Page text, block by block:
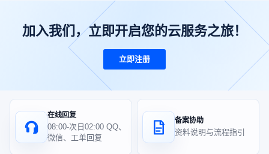
加入我们，立即开启您的云服务之旅！
立即注册
在线回复
08:00-次日02:00 QQ、
微信、工单回复
备案协助
资料说明与流程指引